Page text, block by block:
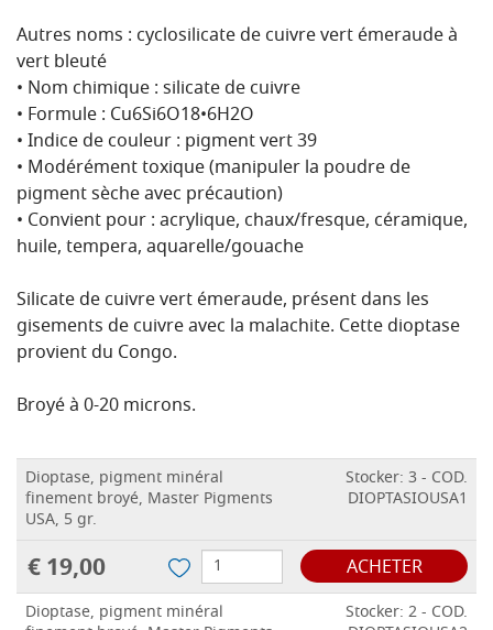
Autres noms : cyclosilicate de cuivre vert émeraude à
vert bleuté
• Nom chimique : silicate de cuivre
• Formule : Cu6Si6O18•6H2O
• Indice de couleur : pigment vert 39
• Modérément toxique (manipuler la poudre de
pigment sèche avec précaution)
• Convient pour : acrylique, chaux/fresque, céramique,
huile, tempera, aquarelle/gouache
Silicate de cuivre vert émeraude, présent dans les
gisements de cuivre avec la malachite. Cette dioptase
provient du Congo.
Broyé à 0-20 microns.
Dioptase, pigment minéral
finement broyé, Master Pigments
USA, 5 gr.
Stocker: 3 - COD.
DIOPTASIOUSA1
€ 19,00 ACHETER
Dioptase, pigment minéral
Stocker: 2 - COD.